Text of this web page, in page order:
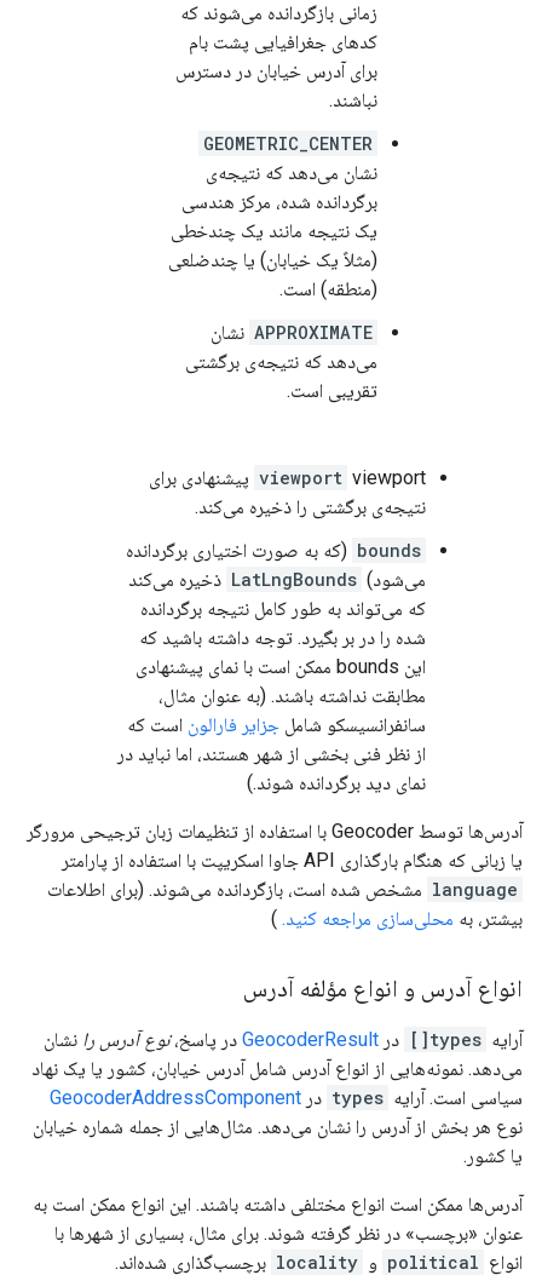
زمانی بازگردانده می‌شوند که
کدهای جغرافیایی پشت بام
برای آدرس خیابان در دسترس
نباشند.
GEOMETRIC_CENTER
نشان می‌دهد که نتیجه‌ی
برگردانده شده، مرکز هندسی
یک نتیجه مانند یک چندخطی
(مثلاً یک خیابان) یا چندضلعی
(منطقه) است.
APPROXIMATE نشان
می‌دهد که نتیجه‌ی برگشتی
تقریبی است.
viewport viewport پیشنهادی برای
نتیجه‌ی برگشتی را ذخیره می‌کند.
bounds (که به صورت اختیاری برگردانده
می‌شود) LatLngBounds ذخیره می‌کند
که می‌تواند به طور کامل نتیجه برگردانده
شده را در بر بگیرد. توجه داشته باشید که
این bounds ممکن است با نمای پیشنهادی
مطابقت نداشته باشند. (به عنوان مثال،
سانفرانسیسکو شامل جزایر فارالون است که
از نظر فنی بخشی از شهر هستند، اما نباید در
نمای دید برگردانده شوند.)
آدرس‌ها توسط Geocoder با استفاده از تنظیمات زبان ترجیحی مرورگر
یا زبانی که هنگام بارگذاری API جاوا اسکریپت با استفاده از پارامتر
language مشخص شده است، بازگردانده می‌شوند. (برای اطلاعات
بیشتر، به محلی‌سازی مراجعه کنید. )
انواع آدرس و انواع مؤلفه آدرس
آرایه types[] در GeocoderResult در پاسخ،نوع آدرس را نشان
می‌دهد. نمونه‌هایی از انواع آدرس شامل آدرس خیابان، کشور یا یک نهاد
سیاسی است. آرایه types در GeocoderAddressComponent
نوع هر بخش از آدرس را نشان می‌دهد. مثال‌هایی از جمله شماره خیابان
یا کشور.
آدرس‌ها ممکن است انواع مختلفی داشته باشند. این انواع ممکن است به
عنوان «برچسب» در نظر گرفته شوند. برای مثال، بسیاری از شهرها با
انواع political و locality برچسب‌گذاری شده‌اند.